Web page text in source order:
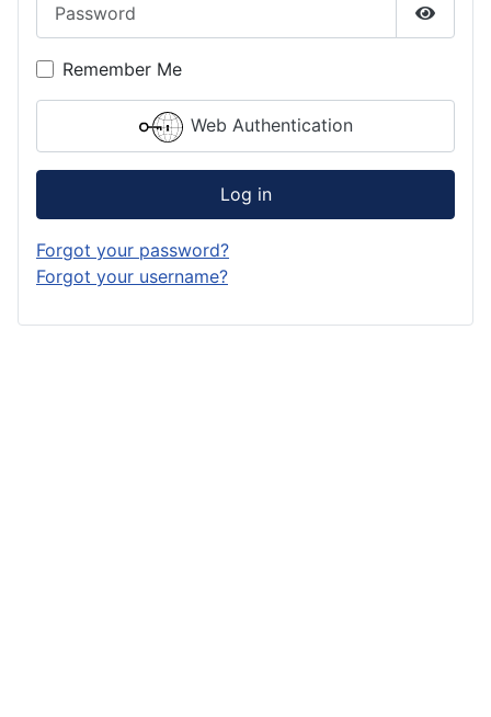
Show
Remember Me
Web Authentication
Log in
Forgot your password?
Forgot your username?